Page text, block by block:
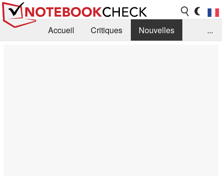
Accueil Critiques
Nouvelles
...